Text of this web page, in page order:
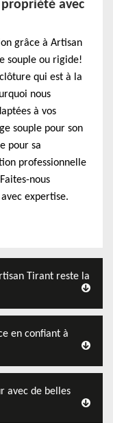
avec
grâce à Artisan
souple ou rigide!
qui est à la
nous
à vos
souple pour son
pour sa
professionnelle
nous
expertise.
Tirant reste la
en confiant à
avec de belles